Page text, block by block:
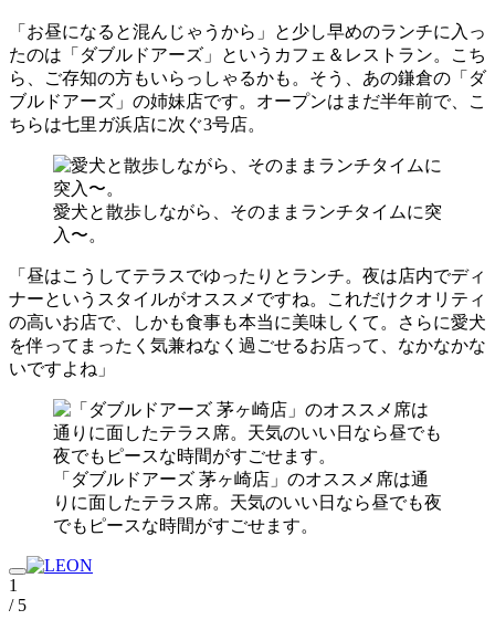
「お昼になると混んじゃうから」と少し早めのランチに入っ
たのは「ダブルドアーズ」というカフェ＆レストラン。こち
ら、ご存知の方もいらっしゃるかも。そう、あの鎌倉の「ダ
ブルドアーズ」の姉妹店です。オープンはまだ半年前で、こ
ちらは七里ガ浜店に次ぐ3号店。
愛犬と散歩しながら、そのままランチタイムに突
入〜。
「昼はこうしてテラスでゆったりとランチ。夜は店内でディ
ナーというスタイルがオススメですね。これだけクオリティ
の高いお店で、しかも食事も本当に美味しくて。さらに愛犬
を伴ってまったく気兼ねなく過ごせるお店って、なかなかな
いですよね」
「ダブルドアーズ 茅ヶ崎店」のオススメ席は通
りに面したテラス席。天気のいい日なら昼でも夜
でもピースな時間がすごせます。
1
/ 5